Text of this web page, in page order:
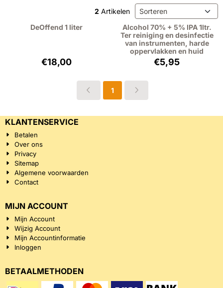
2 Artikelen Sorteermethode
DeOffend 1 liter
Prijs: 18,00, exclusief btw: 14,88
€18,00
Alcohol 70% + 5% IPA 1ltr.
Ter reiniging en desinfectie
van instrumenten, harde
oppervlakken en huid
Prijs: 5,95,
€5,95
1
KLANTENSERVICE
Betalen
Over ons
Privacy
Sitemap
Algemene voorwaarden
Contact
MIJN ACCOUNT
Mijn Account
Wijzig Account
Mijn Accountinformatie
Inloggen
BETAALMETHODEN